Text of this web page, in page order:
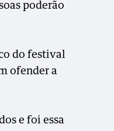
poderão
do festival
ofender a
e foi essa